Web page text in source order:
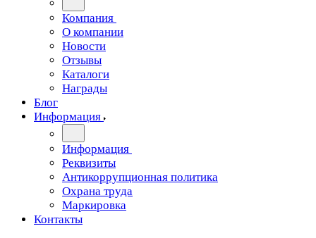
Компания
О компании
Новости
Отзывы
Каталоги
Награды
Блог
Информация
Информация
Реквизиты
Антикоррупционная политика
Охрана труда
Маркировка
Контакты